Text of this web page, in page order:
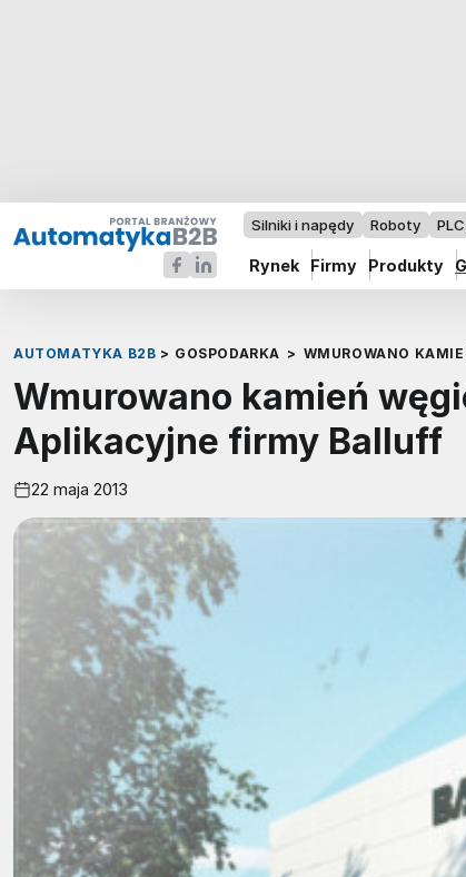
Silniki i napędy Roboty
Rynek Firmy Produkty
AUTOMATYKA B2B > GOSPODARKA > WMUROWANO
Wmurowano kamień
Aplikacyjne firmy Balluff
22 maja 2013